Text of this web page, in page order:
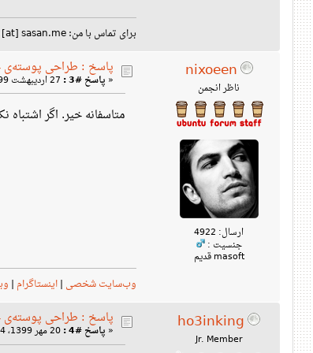
برای تماس با من: hello [at] sasan.me
nixoeen
ناظر انجمن
ارسال: 4922
جنسیت :
masoft قدیم
پاسخ : طراحی پوسته‌ی
« پاسخ #3 :
متاسفانه خیر. اگر
وب‌سایت شخصی |اینستاگرام |
ho3inking
Jr. Member
پاسخ : طراحی پوسته‌ی
« پاسخ #4 :